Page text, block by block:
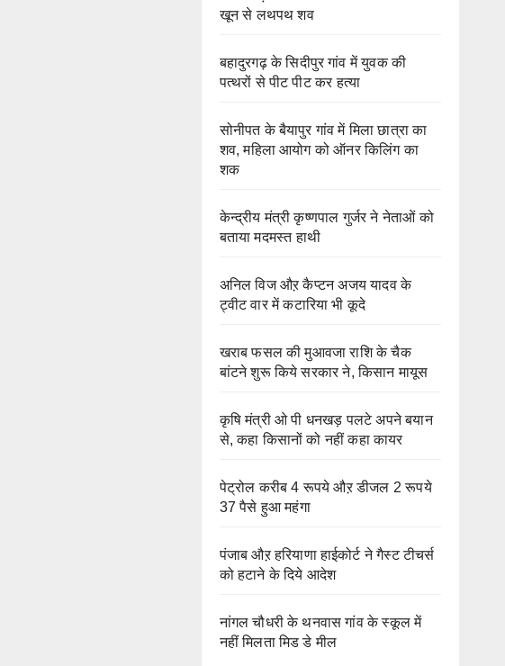
खून से लथपथ शव
बहादुरगढ़ के सिदीपुर गांव में युवक की
पत्थरों से पीट पीट कर हत्या
सोनीपत के बैयापुर गांव में मिला छात्रा का
शव, महिला आयोग को ऑनर किलिंग का
शक
केन्द्रीय मंत्री कृष्णपाल गुर्जर ने नेताओं को
बताया मदमस्त हाथी
अनिल विज औऱ कैप्टन अजय यादव के
ट्वीट वार में कटारिया भी कूदे
खराब फसल की मुआवजा राशि के चैक
बांटने शुरू किये सरकार ने, किसान मायूस
कृषि मंत्री ओ पी धनखड़ पलटे अपने बयान
से, कहा किसानों को नहीं कहा कायर
पेट्रोल करीब 4 रूपये औऱ डीजल 2 रूपये
37 पैसे हुआ महंगा
पंजाब औऱ हरियाणा हाईकोर्ट ने गैस्ट टीचर्स
को हटाने के दिये आदेश
नांगल चौधरी के थनवास गांव के स्कूल में
नहीं मिलता मिड डे मील